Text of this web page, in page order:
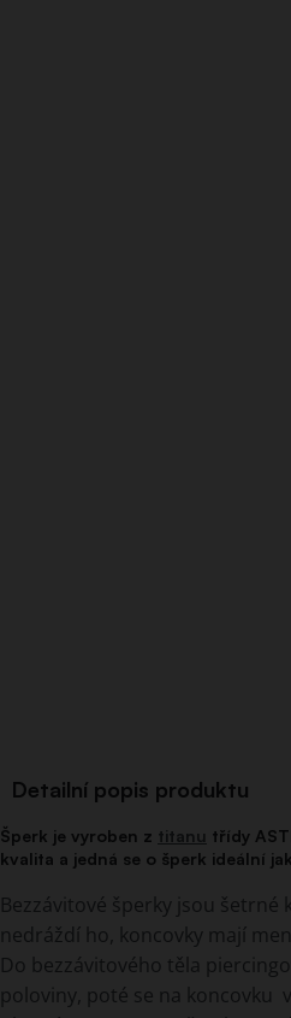
Detailní popis produktu
Šperk je vyroben z titanu třídy
kvalita a jedná se o šperk ideální
Bezzávitové šperky jsou šetrné
nedráždí ho, koncovky mají
Do bezzávitového těla
poloviny, poté se na koncovku